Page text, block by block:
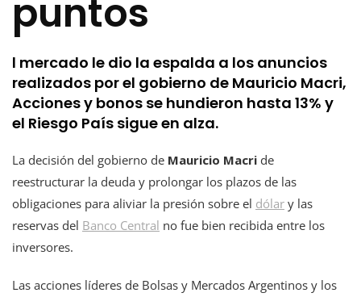
puntos
l mercado le dio la espalda a los anuncios
realizados por el gobierno de Mauricio Macri,
Acciones y bonos se hundieron hasta 13% y
el Riesgo País sigue en alza.
La decisión del gobierno de Mauricio Macri de
reestructurar la deuda y prolongar los plazos de las
obligaciones para aliviar la presión sobre el dólar y las
reservas del Banco Central no fue bien recibida entre los
inversores.
Las acciones líderes de Bolsas y Mercados Argentinos y los